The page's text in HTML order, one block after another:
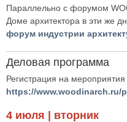
Параллельно с форумом
Доме архитектора в эти же
форум индустрии
Деловая программа
Регистрация на
https://www.woodinarch.ru/
4 июля | вторник